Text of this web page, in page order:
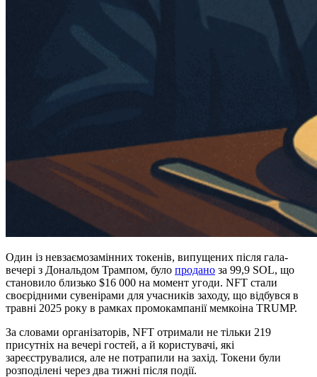
Один із невзаємозамінних токенів, випущених після гала-
вечері з Дональдом Трампом, було продано за 99,9 SOL, що
становило близько $16 000 на момент угоди. NFT стали
своєрідними сувенірами для учасників заходу, що відбувся в
травні 2025 року в рамках промокампанії мемкоіна TRUMP.
За словами організаторів, NFT отримали не тільки 219
присутніх на вечері гостей, а й користувачі, які
зареєструвалися, але не потрапили на захід. Токени були
розподілені через два тижні після події.